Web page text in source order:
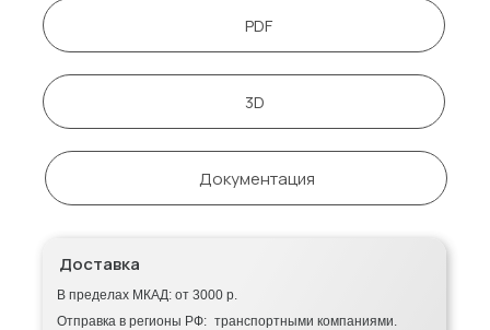
Доставка
В пределах МКАД: от 3000 р.
Отправка в регионы РФ: транспортными компаниями.
PDF
3D
Документация